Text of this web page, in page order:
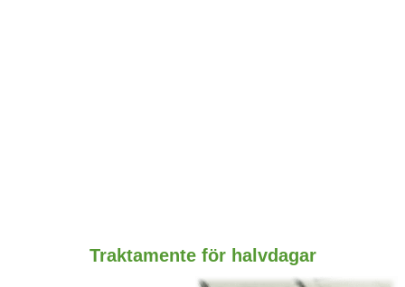
Traktamente för halvdagar